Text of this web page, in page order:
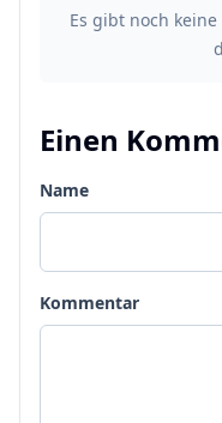
Es gibt noch
Einen
Name
Kommentar